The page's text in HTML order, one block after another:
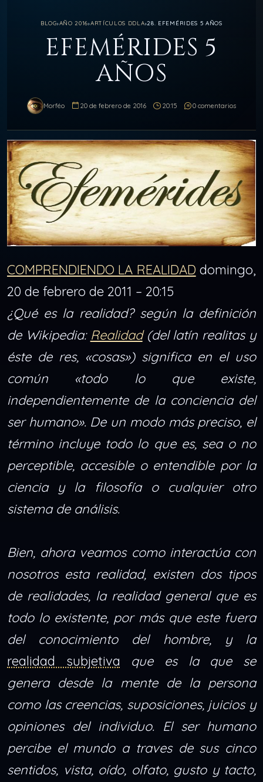
BLOG›AÑO 2016›ARTÍCULOS DDLA›28. EFEMÉRIDES 5 AÑOS
EFEMÉRIDES 5
AÑOS
Morféo 20 de febrero de 2016 20:15 0 comentarios
COMPRENDIENDO LA REALIDAD domingo,
20 de febrero de 2011 – 20:15
¿Qué es la realidad? según la definición
de Wikipedia: Realidad(del latín realitas y
éste de res, «cosas») significa en el uso
común «todo lo que existe,
independientemente de la conciencia del
ser humano». De un modo más preciso, el
término incluye todo lo que es, sea o no
perceptible, accesible o entendible por la
ciencia y la filosofía o cualquier otro
sistema de análisis.
Bien, ahora veamos como interactúa con
nosotros esta realidad, existen dos tipos
de realidades, la realidad general que es
todo lo existente, por más que este fuera
del conocimiento del hombre, y la
realidad subjetiva que es la que se
genera desde la mente de la persona
como las creencias, suposiciones, juicios y
opiniones del individuo. El ser humano
percibe el mundo a traves de sus cinco
sentidos, vista, oído, olfato, gusto y tacto,